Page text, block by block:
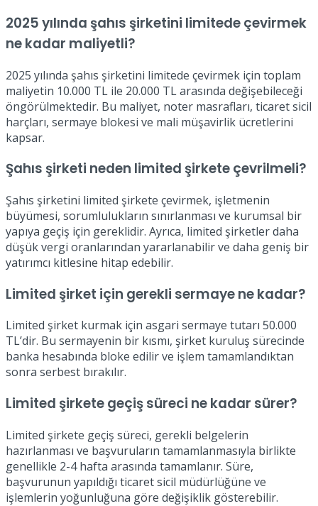
2025 yılında şahıs şirketini limitede çevirmek
ne kadar maliyetli?
2025 yılında şahıs şirketini limitede çevirmek için toplam
maliyetin 10.000 TL ile 20.000 TL arasında değişebileceği
öngörülmektedir. Bu maliyet, noter masrafları, ticaret sicil
harçları, sermaye blokesi ve mali müşavirlik ücretlerini
kapsar.
Şahıs şirketi neden limited şirkete çevrilmeli?
Şahıs şirketini limited şirkete çevirmek, işletmenin
büyümesi, sorumlulukların sınırlanması ve kurumsal bir
yapıya geçiş için gereklidir. Ayrıca, limited şirketler daha
düşük vergi oranlarından yararlanabilir ve daha geniş bir
yatırımcı kitlesine hitap edebilir.
Limited şirket için gerekli sermaye ne kadar?
Limited şirket kurmak için asgari sermaye tutarı 50.000
TL’dir. Bu sermayenin bir kısmı, şirket kuruluş sürecinde
banka hesabında bloke edilir ve işlem tamamlandıktan
sonra serbest bırakılır.
Limited şirkete geçiş süreci ne kadar sürer?
Limited şirkete geçiş süreci, gerekli belgelerin
hazırlanması ve başvuruların tamamlanmasıyla birlikte
genellikle 2-4 hafta arasında tamamlanır. Süre,
başvurunun yapıldığı ticaret sicil müdürlüğüne ve
işlemlerin yoğunluğuna göre değişiklik gösterebilir.